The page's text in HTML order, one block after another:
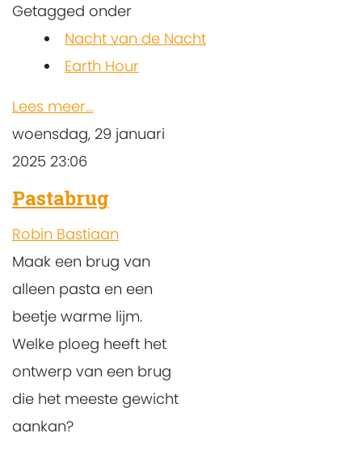
Getagged onder
Nacht van de Nacht
Earth Hour
Lees meer...
woensdag, 29 januari
2025 23:06
Pastabrug
Robin Bastiaan
Maak een brug van
alleen pasta en een
beetje warme lijm.
Welke ploeg heeft het
ontwerp van een brug
die het meeste gewicht
aankan?